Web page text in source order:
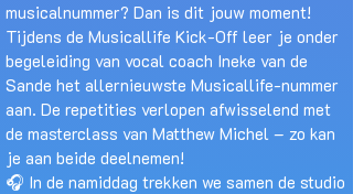
musicalnummer? Dan is dit jouw moment!
Tijdens de Musicallife Kick-Off leer je onder
begeleiding van vocal coach Ineke van de
Sande het allernieuwste Musicallife-nummer
aan. De repetities verlopen afwisselend met
de masterclass van Matthew Michel – zo kan
je aan beide deelnemen!
🎧 In de namiddag trekken we samen de studio